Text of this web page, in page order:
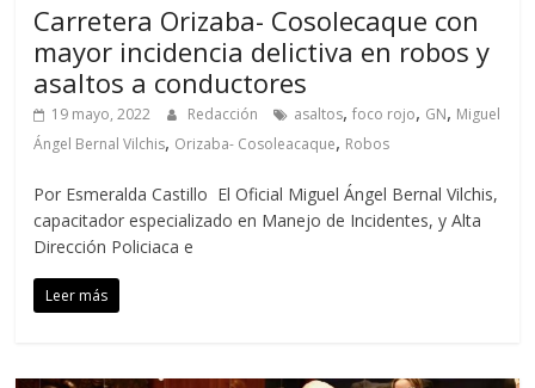
Carretera Orizaba- Cosolecaque con
mayor incidencia delictiva en robos y
asaltos a conductores
19 mayo, 2022 Redacción asaltos,foco rojo, GN, Miguel
Ángel Bernal Vilchis, Orizaba- Cosoleacaque, Robos
Por Esmeralda Castillo El Oficial Miguel Ángel Bernal Vilchis,
capacitador especializado en Manejo de Incidentes, y Alta
Dirección Policiaca e
Leer más